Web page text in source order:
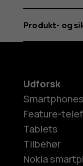
Produkt- og
Udforsk
Smartphones
Feature-
Tablets
Tilbehør
Nokia